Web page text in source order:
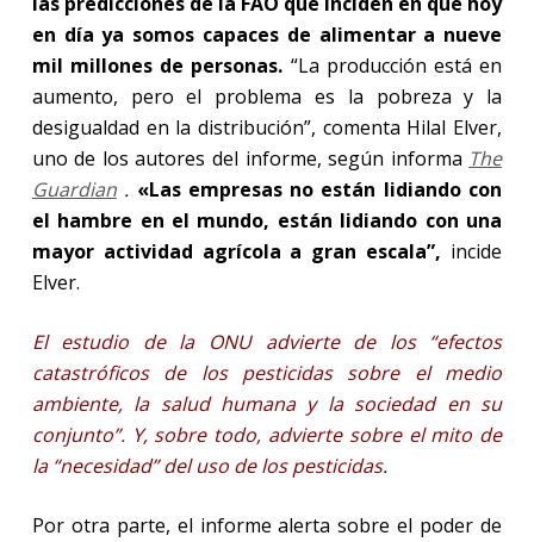
en día ya somos capaces de alimentar a nueve
mil millones de personas. “La producción está en
aumento, pero el problema es la pobreza y la
desigualdad en la distribución”, comenta Hilal Elver,
uno de los autores del informe, según informa The
Guardian. «Las empresas no están lidiando con
el hambre en el mundo, están lidiando con una
mayor actividad agrícola a gran escala”, incide
Elver.
El estudio de la ONU advierte de los “efectos
catastróficos de los pesticidas sobre el medio
ambiente, la salud humana y la sociedad en su
conjunto”. Y, sobre todo, advierte sobre el mito de
la “necesidad” del uso de los pesticidas.
Por otra parte, el informe alerta sobre el poder de